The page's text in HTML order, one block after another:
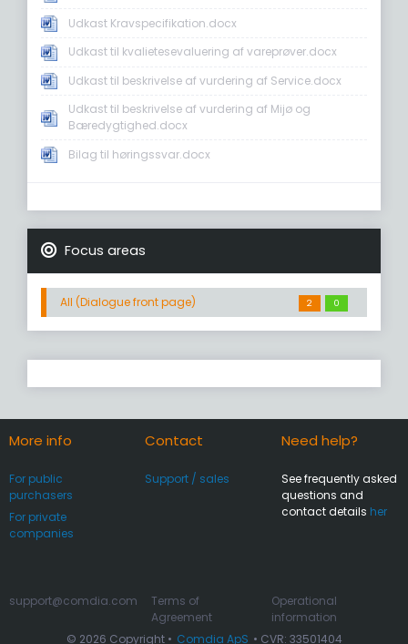
Udkast Kravspecifikation.docx
Udkast til kvalietesevaluering af vareprøver.docx
Udkast til beskrivelse af vurdering af Service.docx
Udkast til beskrivelse af vurdering af Mijø og
Bæredygtighed.docx
Bilag til høringssvar.docx
Focus areas
All (Dialogue front page) 2 0
More info
For public
purchasers
For private
companies
Contact
Support / sales
Need help?
See frequently asked
questions and
contact details her
© 2026 Copyright • Comdia ApS • CVR: 33501404
support@comdia.com
Terms of
Agreement
Operational
information